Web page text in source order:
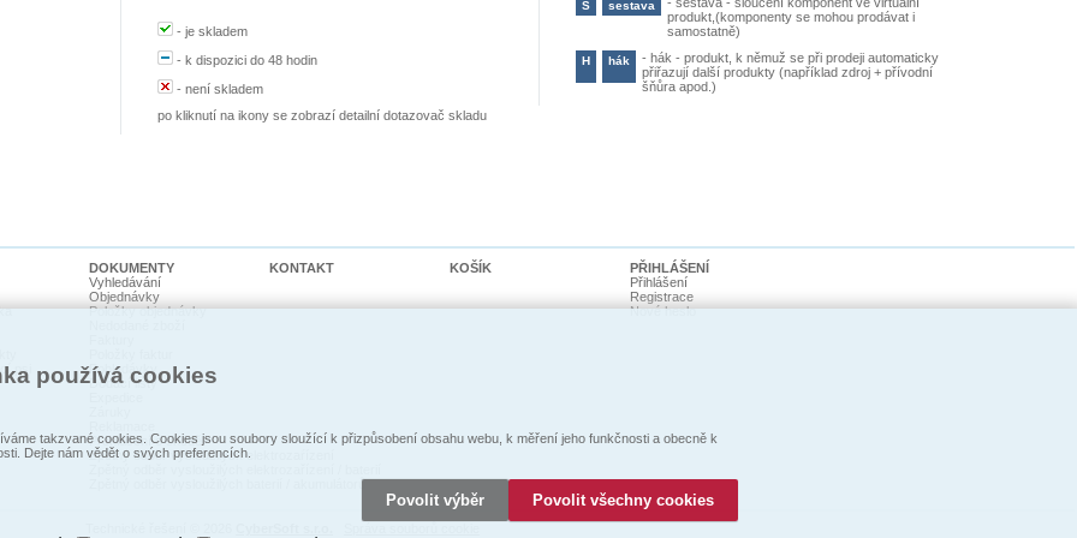
-je skladem
- k dispozici do 48 hodin
-není skladem
po kliknutí na ikony se zobrazí detailní dotazovač skladu
S sestava
produkt,(komponenty se mohou prodávat i
samostatně)
H hák - hák - produkt, k němuž se při prodeji automaticky
přiřazují další produkty (například zdroj + přívodní
šňůra apod.)
psi
DOKUMENTY
Vyhledávání
Objednávky
Položky objednávky
Pohledávky
Dodací listy
Prohlášení o shodě
Zpětný odběr vysloužilých elektrozaŕízení
Zpětný odběr vysloužilých baterií / akumulátorů
KONTAKT KOŠÍK
PŘIHLÁŠENÍ
Přihlášení
Registrace
Nové heslo
používá cookies
takzvané cookies. Cookies jsou soubory sloužící k přizpůsobení obsahu webu, k měření jeho funkčnosti a obecně k
Dejte nám vědět o svých preferencích.
Povolit výběr Povolit všechny cookies